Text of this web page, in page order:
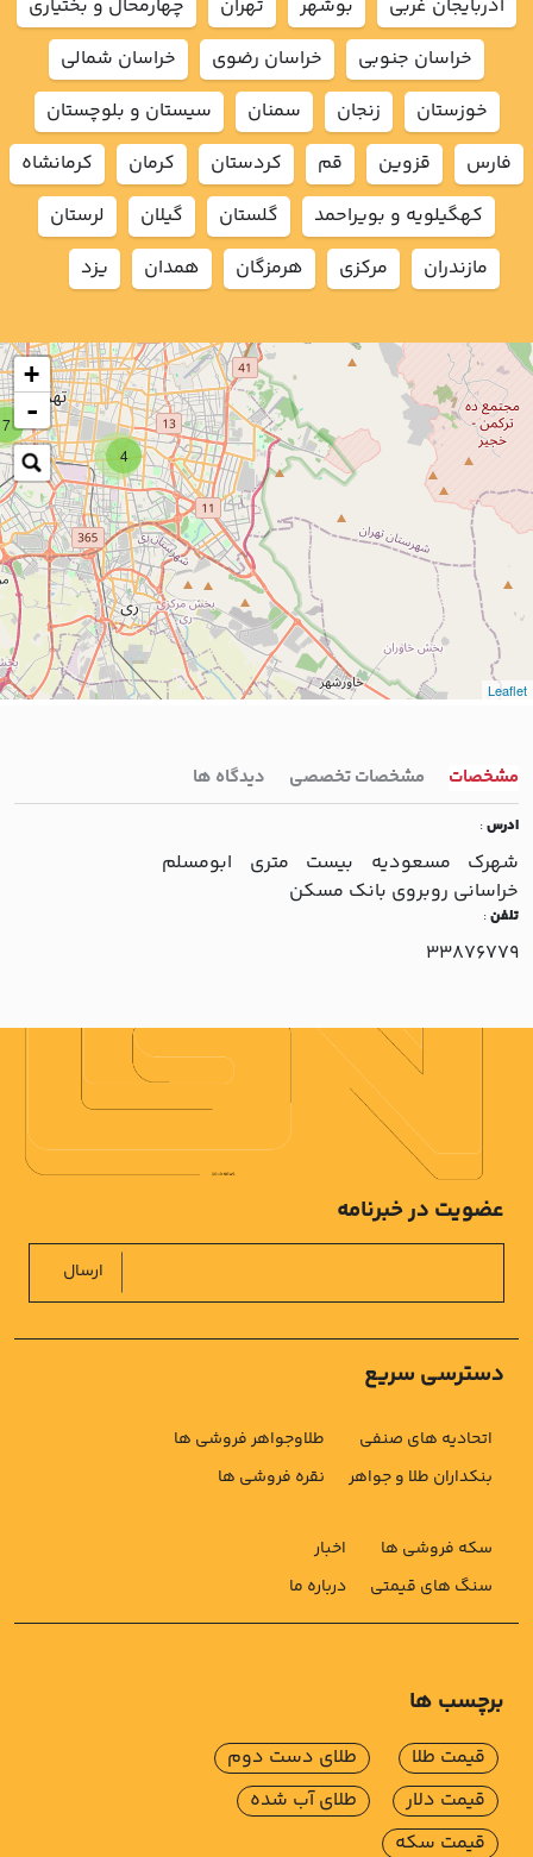
7
4
+
-
Leaflet
آذربايجان غربي
بوشهر تهران
چهارمحال و بختياري
خراسان جنوبي
خراسان رضوي
خراسان شمالي
خوزستان
زنجان سمنان
سيستان و بلوچستان
فارس
قزوين قم كردستان كرمان
كرمانشاه
كهگيلويه و بويراحمد
گلستان گيلان
لرستان
مازندران
مركزي هرمزگان همدان يزد
مشخصات مشخصات تخصصی دیدگاه ها
ادرس:
شهرک مسعوديه بيست متري ابومسلم
خراساني روبروي بانک مسکن
تلفن:
33876779
دسترسی سریع
اتحادیه های صنفی
بنکداران طلا و جواهر
طلاوجواهر فروشی ها
نقره فروشی ها
سکه فروشی ها
سنگ های قیمتی
اخبار
درباره ما
عضویت در خبرنامه
ارسال
برچسب ها
قیمت طلا
قیمت دلار
قیمت سکه
طلای دست دوم
طلای آب شده